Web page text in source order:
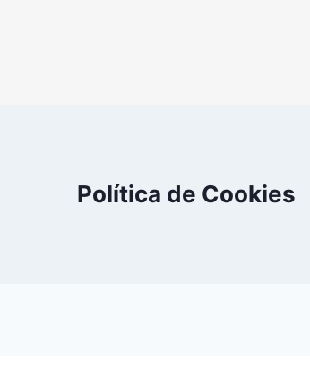
Política de Cookies